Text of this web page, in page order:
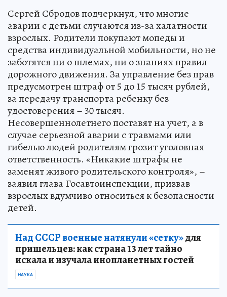
Сергей Сбродов подчеркнул, что многие
аварии с детьми случаются из-за халатности
взрослых. Родители покупают мопеды и
средства индивидуальной мобильности, но не
заботятся ни о шлемах, ни о знаниях правил
дорожного движения. За управление без прав
предусмотрен штраф от 5 до 15 тысяч рублей,
за передачу транспорта ребенку без
удостоверения – 30 тысяч.
Несовершеннолетнего поставят на учет, а в
случае серьезной аварии с травмами или
гибелью людей родителям грозит уголовная
ответственность. «Никакие штрафы не
заменят живого родительского контроля», –
заявил глава Госавтоинспекции, призвав
взрослых вдумчиво относиться к безопасности
детей.
Над СССР военные натянули «сетку»для
пришельцев: как страна 13 лет тайно
искала и изучала инопланетных гостей
НАУКА